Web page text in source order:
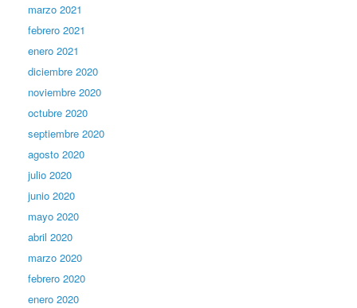
marzo 2021
febrero 2021
enero 2021
diciembre 2020
noviembre 2020
octubre 2020
septiembre 2020
agosto 2020
julio 2020
junio 2020
mayo 2020
abril 2020
marzo 2020
febrero 2020
enero 2020